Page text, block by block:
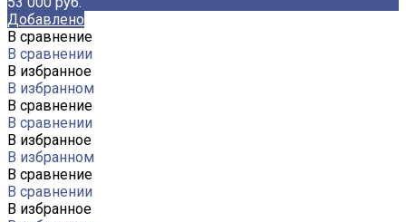
Добавлено
В сравнение
В сравнении
В избранное
В избранном
В сравнение
В сравнении
В избранное
В избранном
В сравнение
В сравнении
В избранное